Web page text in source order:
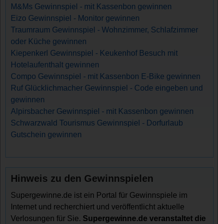
M&Ms Gewinnspiel - mit Kassenbon gewinnen
Eizo Gewinnspiel - Monitor gewinnen
Traumraum Gewinnspiel - Wohnzimmer, Schlafzimmer
oder Küche gewinnen
Kiepenkerl Gewinnspiel - Keukenhof Besuch mit
Hotelaufenthalt gewinnen
Compo Gewinnspiel - mit Kassenbon E-Bike gewinnen
Ruf Glücklichmacher Gewinnspiel - Code eingeben und
gewinnen
Alpirsbacher Gewinnspiel - mit Kassenbon gewinnen
Schwarzwald Tourismus Gewinnspiel - Dorfurlaub
Gutschein gewinnen
Hinweis zu den Gewinnspielen
Supergewinne.de ist ein Portal für Gewinnspiele im
Internet und recherchiert und veröffentlicht aktuelle
Verlosungen für Sie. Supergewinne.de veranstaltet die